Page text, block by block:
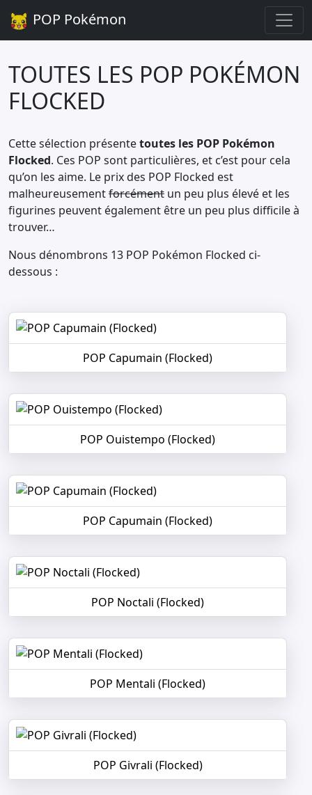
POP Pokémon
TOUTES LES POP POKÉMON
FLOCKED
Cette sélection présentetoutes les POP Pokémon
Flocked. Ces POP sont particulières, et c’est pour cela
qu’on les aime. Le prix des POP Flocked est
malheureusementforcément un peu plus élevé et les
figurines peuvent également être un peu plus difficile à
trouver…
Nous dénombrons 13 POP Pokémon Flocked ci-
dessous :
POP Capumain (Flocked)
POP Ouistempo (Flocked)
POP Capumain (Flocked)
POP Noctali (Flocked)
POP Mentali (Flocked)
POP Givrali (Flocked)